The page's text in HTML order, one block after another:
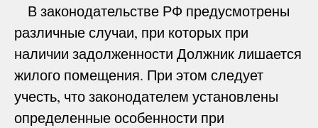
В законодательстве РФ предусмотрены
различные случаи, при которых при
наличии задолженности Должник лишается
жилого помещения. При этом следует
учесть, что законодателем установлены
определенные особенности при